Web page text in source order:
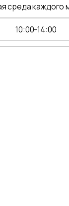
среда каждого
10:00-14:00